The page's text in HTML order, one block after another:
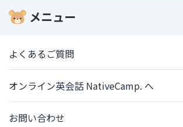
メニュー
よくあるご質問
オンライン英会話 NativeCamp. へ
お問い合わせ